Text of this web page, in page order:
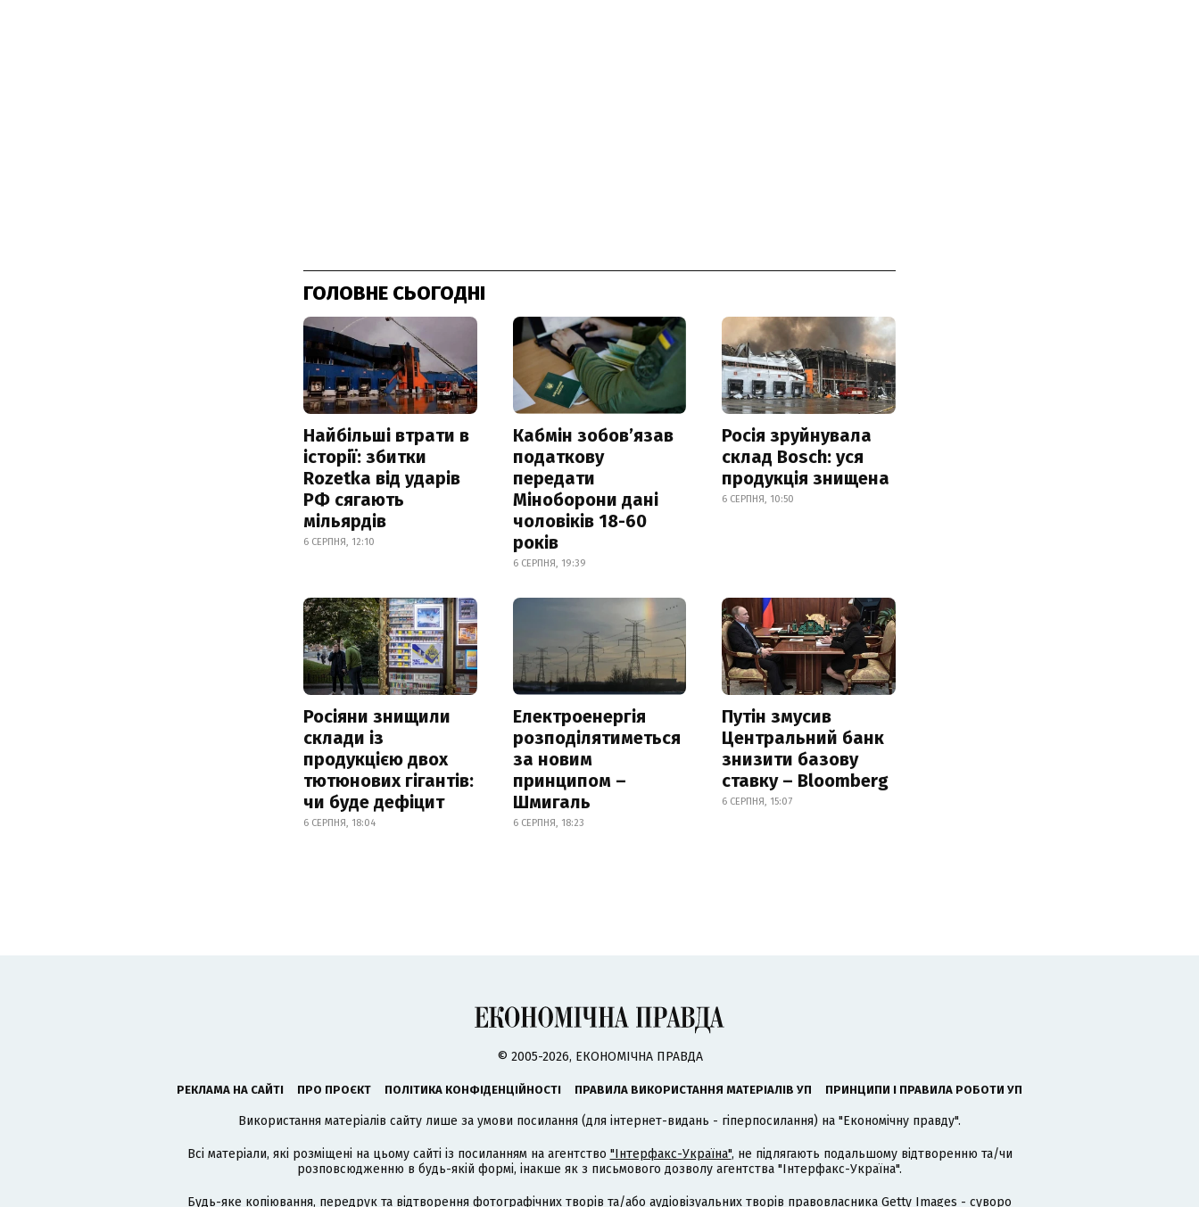
ГОЛОВНЕ СЬОГОДНІ
Найбільші втрати в
історії: збитки
Rozetka від ударів
РФ сягають
мільярдів
6 СЕРПНЯ, 12:10
Кабмін зобовʼязав
податкову
передати
Міноборони дані
чоловіків 18-60
років
6 СЕРПНЯ, 19:39
Росія зруйнувала
склад Bosch: уся
продукція знищена
6 СЕРПНЯ, 10:50
Росіяни знищили
склади із
продукцією двох
тютюнових гігантів:
чи буде дефіцит
6 СЕРПНЯ, 18:04
Електроенергія
розподілятиметься
за новим
принципом –
Шмигаль
6 СЕРПНЯ, 18:23
Путін змусив
Центральний банк
знизити базову
ставку – Bloomberg
6 СЕРПНЯ, 15:07
© 2005-2026, ЕКОНОМІЧНА ПРАВДА
РЕКЛАМА НА САЙТІ ПРО ПРОЄКТ ПОЛІТИКА КОНФІДЕНЦІЙНОСТІ ПРАВИЛА ВИКОРИСТАННЯ МАТЕРІАЛІВ УП ПРИНЦИПИ І ПРАВИЛА РОБОТИ УП
Використання матеріалів сайту лише за умови посилання (для інтернет-видань - гіперпосилання) на "Економічну правду".
Всі матеріали, які розміщені на цьому сайті із посиланням на агентство "Інтерфакс-Україна", не підлягають подальшому відтворенню та/чи
розповсюдженню в будь-якій формі, інакше як з письмового дозволу агентства "Інтерфакс-Україна".
Будь-яке копіювання, передрук та відтворення фотографічних творів та/або аудіовізуальних творів правовласника Getty Images - суворо